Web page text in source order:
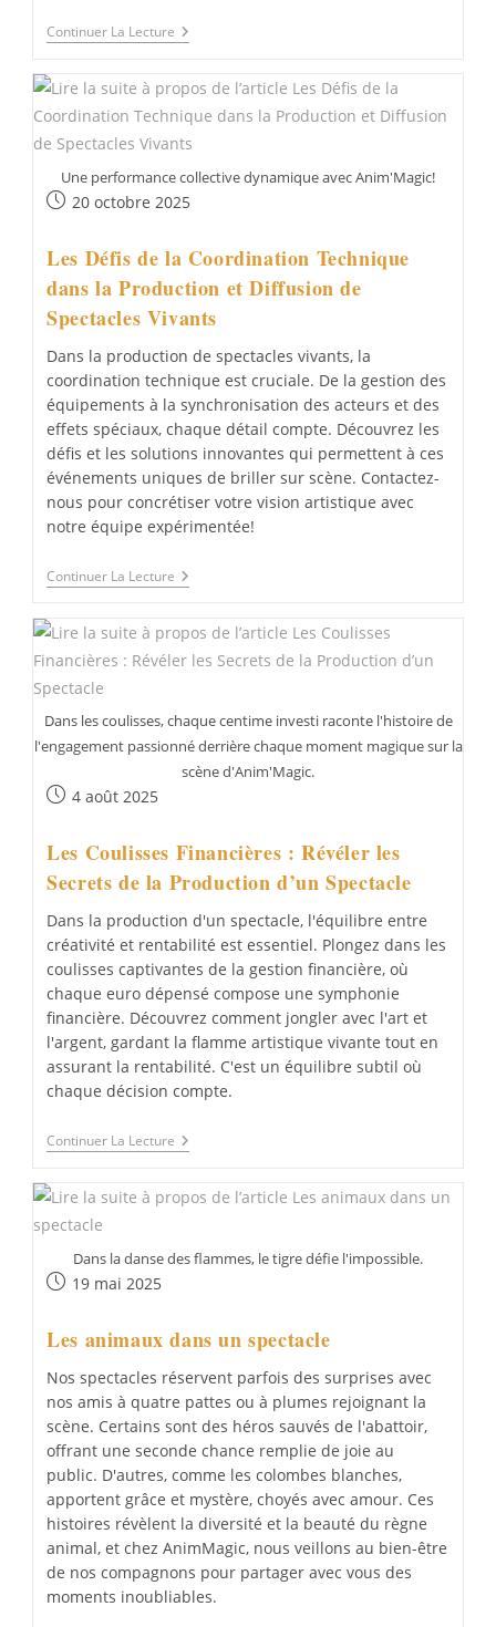
Continuer La Lecture L’Importance
De
Communication
Entre
Les
Différents
Acteurs
:
Pilier
La
Réussite
Des
Spectacles
Une performance collective dynamique avec Anim'Magic!
Publication
20 octobre 2025
Les Défis de la Coordination Technique
dans la Production et Diffusion de
Spectacles Vivants
Dans la production de spectacles vivants, la
coordination technique est cruciale. De la gestion des
équipements à la synchronisation des acteurs et des
effets spéciaux, chaque détail compte. Découvrez les
défis et les solutions innovantes qui permettent à ces
événements uniques de briller sur scène. Contactez-
nous pour concrétiser votre vision artistique avec
notre équipe expérimentée!
Continuer La Lecture Les
Défis
La
Coordination
Technique
Production
Diffusion
De
Dans les coulisses, chaque centime investi raconte l'histoire de
l'engagement passionné derrière chaque moment magique sur la
scène d'Anim'Magic.
Publication
4 août 2025
Les Coulisses Financières : Révéler les
Secrets de la Production d’un Spectacle
Dans la production d'un spectacle, l'équilibre entre
créativité et rentabilité est essentiel. Plongez dans les
coulisses captivantes de la gestion financière, où
chaque euro dépensé compose une symphonie
financière. Découvrez comment jongler avec l'art et
l'argent, gardant la flamme artistique vivante tout en
assurant la rentabilité. C'est un équilibre subtil où
chaque décision compte.
Continuer La Lecture Les
Coulisses
:
Révéler
De
Spectacle
Dans la danse des flammes, le tigre défie l'impossible.
Publication
19 mai 2025
Les animaux dans un spectacle
Nos spectacles réservent parfois des surprises avec
nos amis à quatre pattes ou à plumes rejoignant la
scène. Certains sont des héros sauvés de l'abattoir,
offrant une seconde chance remplie de joie au
public. D'autres, comme les colombes blanches,
apportent grâce et mystère, choyés avec amour. Ces
histoires révèlent la diversité et la beauté du règne
animal, et chez AnimMagic, nous veillons au bien-être
de nos compagnons pour partager avec vous des
moments inoubliables.